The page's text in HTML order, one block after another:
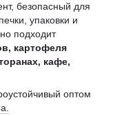
безопасный для
упаковки и
подходит
картофеля
кафе,
оптом